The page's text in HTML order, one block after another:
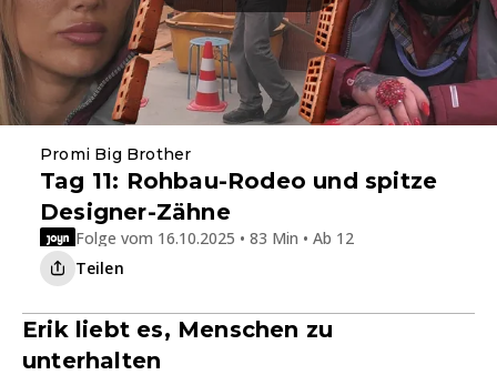
Promi Big Brother
Tag 11: Rohbau-Rodeo und spitze
Designer-Zähne
Folge vom 16.10.2025 • 83 Min • Ab 12
Teilen
Erik liebt es, Menschen zu
unterhalten